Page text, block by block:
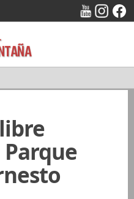
Parque